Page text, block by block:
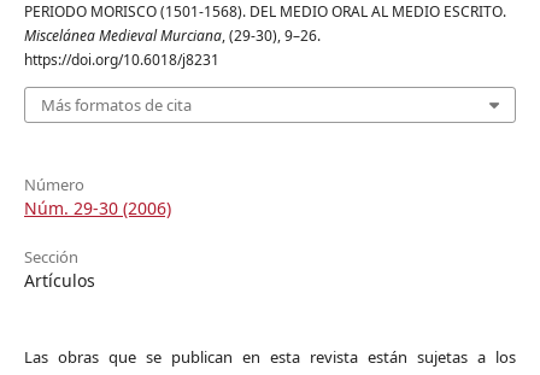
PERIODO MORISCO (1501-1568). DEL MEDIO ORAL AL MEDIO ESCRITO.
Miscelánea Medieval Murciana, (29-30), 9–26.
https://doi.org/10.6018/j8231
Más formatos de cita
Número
Núm. 29-30 (2006)
Sección
Artículos
Las obras que se publican en esta revista están sujetas a los